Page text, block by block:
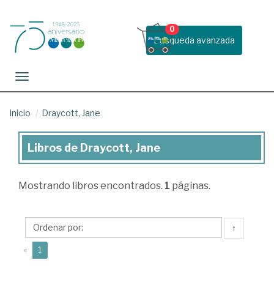
Busqueda avanzada
0
Toggle navigation
Inicio Draycott, Jane
Libros
Draycott,
Libros de Draycott, Jane
Mostrando libros encontrados. 1 páginas.
↑
« 1